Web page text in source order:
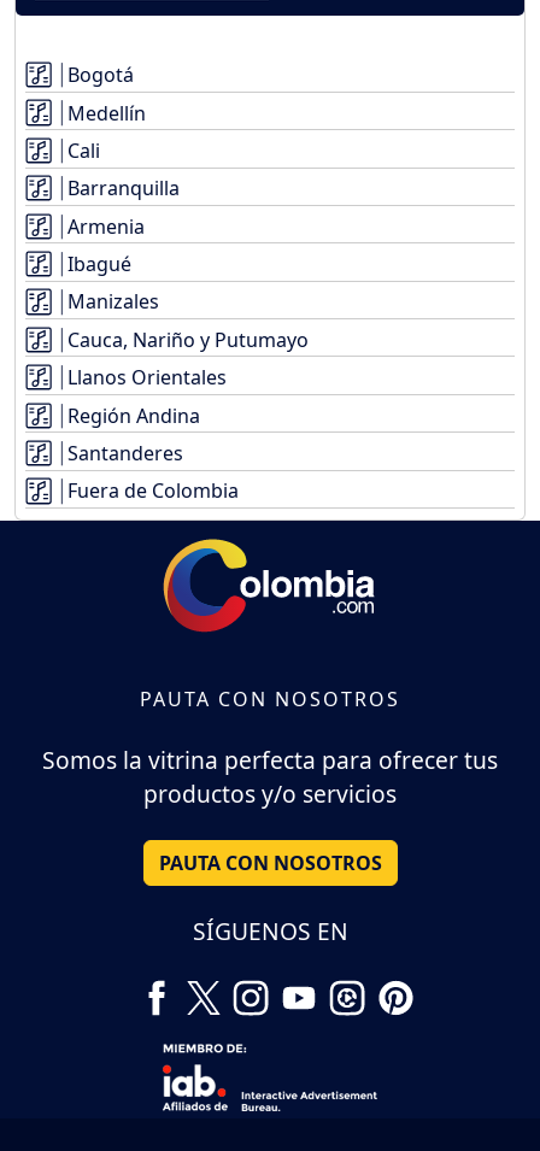
Bogotá
Medellín
Cali
Barranquilla
Armenia
Ibagué
Manizales
Cauca, Nariño y Putumayo
Llanos Orientales
Región Andina
Santanderes
Fuera de Colombia
PAUTA CON NOSOTROS
Somos la vitrina perfecta para ofrecer tus
productos y/o servicios
PAUTA CON NOSOTROS
SÍGUENOS EN